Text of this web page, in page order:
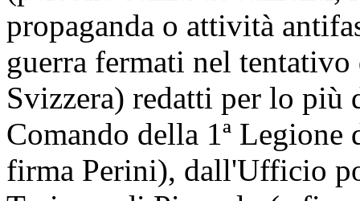
propaganda o attività
guerra fermati nel
Svizzera) redatti per lo
Comando della 1ª
firma Perini), dall'Ufficio